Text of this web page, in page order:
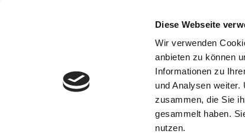
Diese Webseite
Wir verwenden
anbieten zu können
Informationen zu
und Analysen
zusammen, die Sie
gesammelt haben.
nutzen.
Eine TRACHT Heimat.